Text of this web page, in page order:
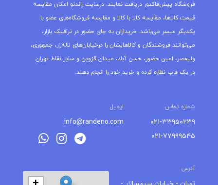
فروشگاه پیش‌فاکتور دریافت نمایند. درسایت راندنو امکان مقایسه
قیمت کالاها، مقایسه کالا با کالا و مقایسه فروشگاه‌های عضو با
یکدیگر میسر می‌باشد. خریداران به جای حضور در ترافیک بازار،
می‌توانند فروشندگان و کالاهایشان را درخیابان‌های لاله‌زار، جمهوری،
ولیعصر، امین حضور، حسن آباد، میدان قزوین و سایر نقاط تهران
در یک قاب نظاره کرده و خرید خود را انجام دهند.
شماره تماس ایمیل
۰۲۱-۳۳۹۵۰۲۳۹
۰۲۱-۷۷۹۹۹۵۴۵
info@randeno.com
آدرس